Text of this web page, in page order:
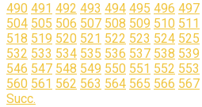
490 491 492 493 494 495 496 497
504 505 506 507 508 509 510 511
518 519 520 521 522 523 524 525
532 533 534 535 536 537 538 539
546 547 548 549 550 551 552 553
560 561 562 563 564 565 566 567
Succ.